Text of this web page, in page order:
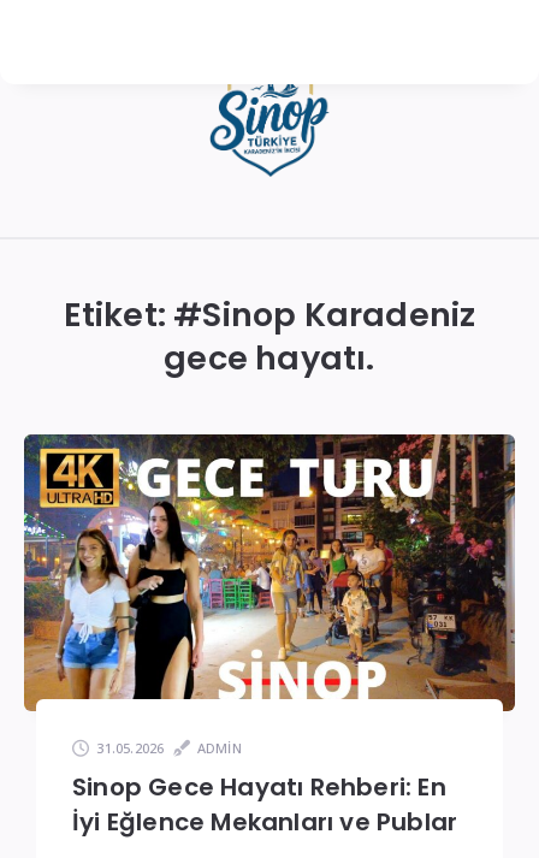
Seçenekleri
ve
Fiyatlar
Etiket: #Sinop Karadeniz
gece hayatı.
31.05.2026 ADMIN
Sinop Gece Hayatı Rehberi: En
İyi Eğlence Mekanları ve Publar